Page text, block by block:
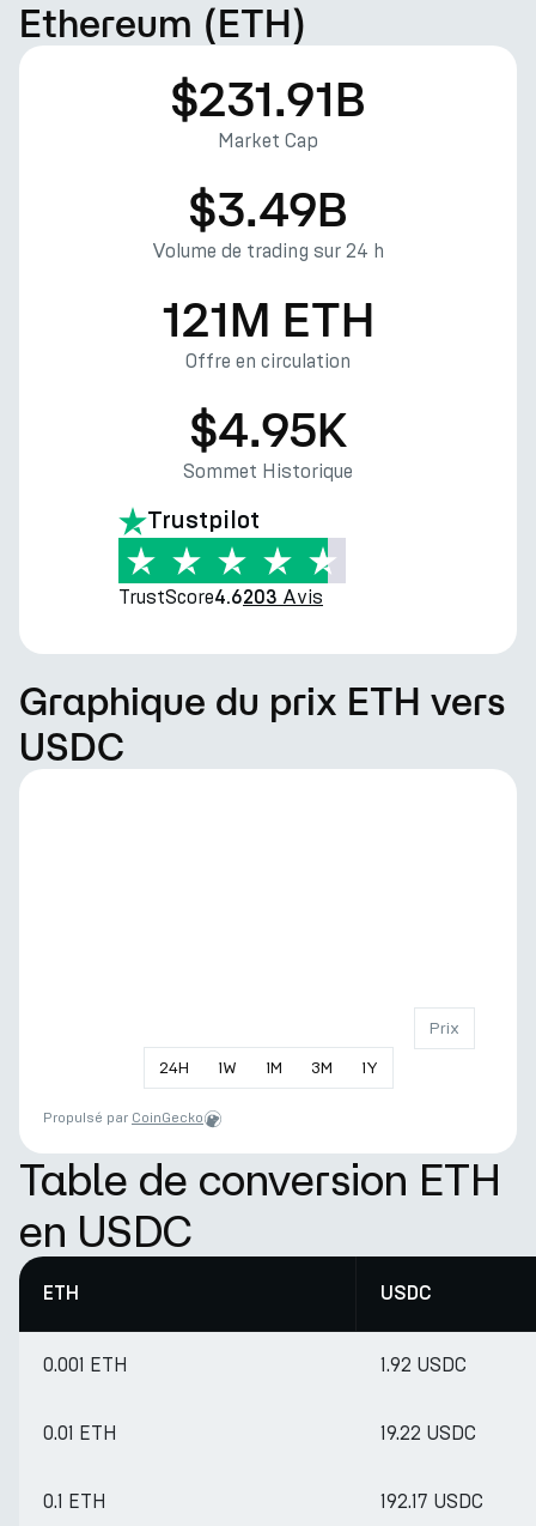
Ethereum (ETH)
$231.91B
Market Cap
$3.49B
Volume de trading sur 24 h
121M ETH
Offre en circulation
$4.95K
Sommet Historique
Trustpilot
TrustScore4.6203 Avis
Graphique du prix ETH vers
USDC
24H 1W 1M 3M 1Y
Prix
Propulsé par CoinGecko
Table de conversion ETH
en USDC
ETH USDC
0.001 ETH 1.92 USDC
0.01 ETH 19.22 USDC
0.1 ETH 192.17 USDC